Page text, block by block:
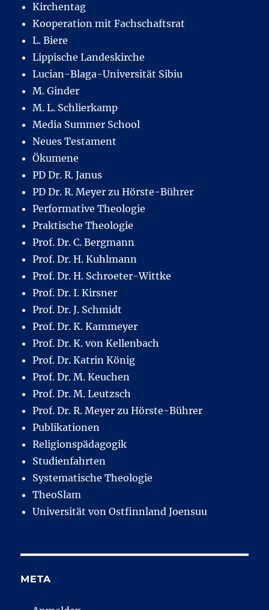
Kirchentag
Kooperation mit Fachschaftsrat
L. Biere
Lippische Landeskirche
Lucian-Blaga-Universität Sibiu
M. Ginder
M. L. Schlierkamp
Media Summer School
Neues Testament
Ökumene
PD Dr. R. Janus
PD Dr. R. Meyer zu Hörste-Bührer
Performative Theologie
Praktische Theologie
Prof. Dr. C. Bergmann
Prof. Dr. H. Kuhlmann
Prof. Dr. H. Schroeter-Wittke
Prof. Dr. I. Kirsner
Prof. Dr. J. Schmidt
Prof. Dr. K. Kammeyer
Prof. Dr. K. von Kellenbach
Prof. Dr. Katrin König
Prof. Dr. M. Keuchen
Prof. Dr. M. Leutzsch
Prof. Dr. R. Meyer zu Hörste-Bührer
Publikationen
Religionspädagogik
Studienfahrten
Systematische Theologie
TheoSlam
Universität von Ostfinnland Joensuu
META